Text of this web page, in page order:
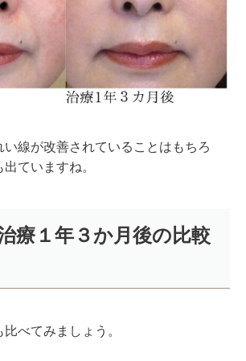
い線が改善されていることはもちろ
ていますね。
療１年３か月後の比較
べてみましょう。